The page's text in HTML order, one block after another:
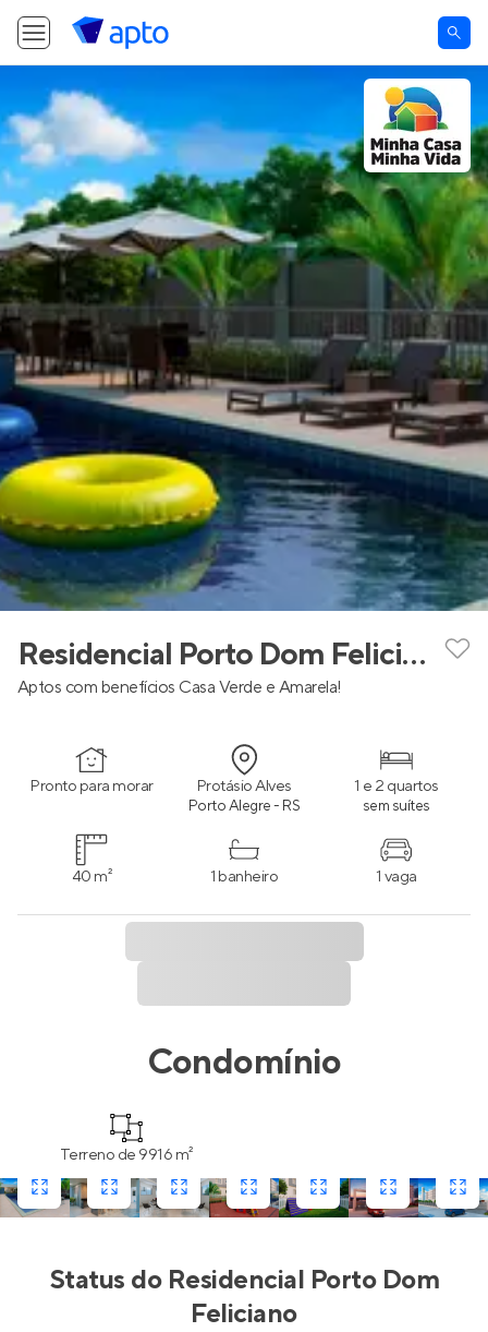
Residencial Porto Dom Feliciano
Aptos com benefícios Casa Verde e Amarela!
Pronto para morar Protásio Alves
Porto Alegre - RS
1 e 2 quartos
sem suítes
40 m² 1 banheiro 1 vaga
Condomínio
Terreno de 9916 m²
Status do Residencial Porto Dom
Feliciano